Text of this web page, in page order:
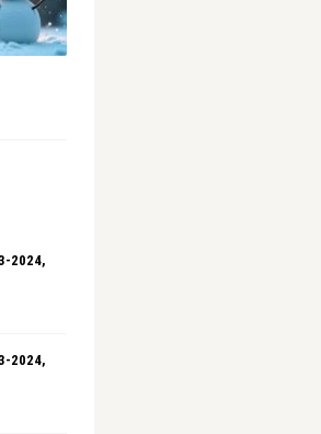
2024,
2024,